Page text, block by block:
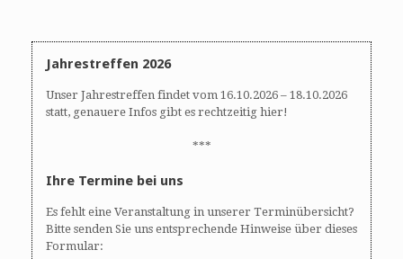
Jahrestreffen 2026
Unser Jahrestreffen findet vom 16.10.2026 – 18.10.2026
statt, genauere Infos gibt es rechtzeitig hier!
***
Ihre Termine bei uns
Es fehlt eine Veranstaltung in unserer Terminübersicht?
Bitte senden Sie uns entsprechende Hinweise über dieses
Formular: